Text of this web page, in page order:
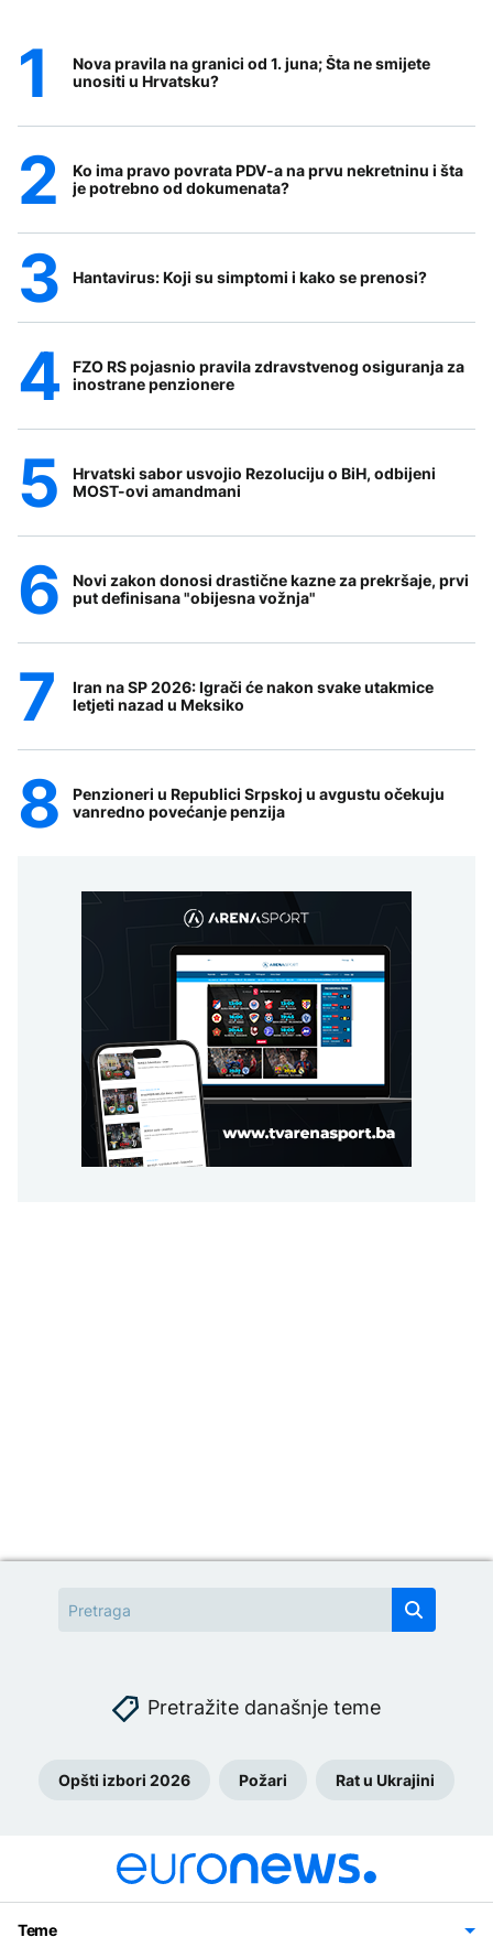
Nova pravila na granici od 1. juna; Šta ne smijete
unositi u Hrvatsku?
Ko ima pravo povrata PDV-a na prvu nekretninu i šta
je potrebno od dokumenata?
Hantavirus: Koji su simptomi i kako se prenosi?
FZO RS pojasnio pravila zdravstvenog osiguranja za
inostrane penzionere
Hrvatski sabor usvojio Rezoluciju o BiH, odbijeni
MOST-ovi amandmani
Novi zakon donosi drastične kazne za prekršaje, prvi
put definisana "obijesna vožnja"
Iran na SP 2026: Igrači će nakon svake utakmice
letjeti nazad u Meksiko
Penzioneri u Republici Srpskoj u avgustu očekuju
vanredno povećanje penzija
Pretražite današnje teme
Opšti izbori 2026 Požari Rat u Ukrajini
Teme